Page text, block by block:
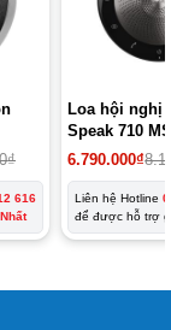
₫
616
Loa hội nghị
Speak 710
Giá
là:
8.190.000₫.
6.790.000₫
Giá
tại
là:
6.790.000₫.
Liên hệ Hotline
để được hỗ trợ